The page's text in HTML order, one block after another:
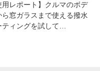
用レポート】クルマのボデ
ら窓ガラスまで使える撥水
ティングを試して…